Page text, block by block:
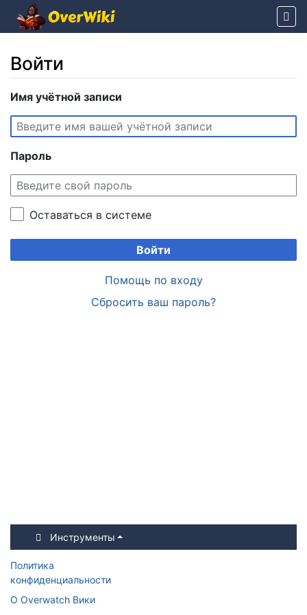
Войти
Перейти к:навигация
Имя учётной записи
Пароль
Оставаться в системе
Войти
Помощь по входу
Сбросить ваш пароль?
Инструменты
Политика
конфиденциальности
О Overwatch Вики